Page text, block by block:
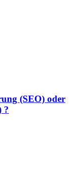
(SEO) oder
?